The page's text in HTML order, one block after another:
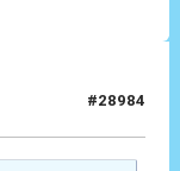
#28984